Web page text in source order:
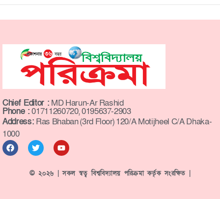
Chief Editor : MD Harun-Ar Rashid
Phone :01711260720, 0195637-2903
Address: Ras Bhaban (3rd Floor) 120/A Motijheel C/A Dhaka-
1000
© ২০২৬ | সকল স্বত্ব বিশ্ববিদ্যালয় পরিক্রমা কর্তৃক সংরক্ষিত |